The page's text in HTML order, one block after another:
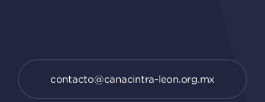
contacto@canacintra-leon.org.mx